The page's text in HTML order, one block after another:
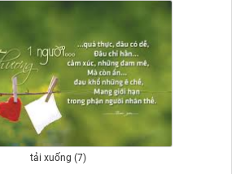
tải xuống (7)